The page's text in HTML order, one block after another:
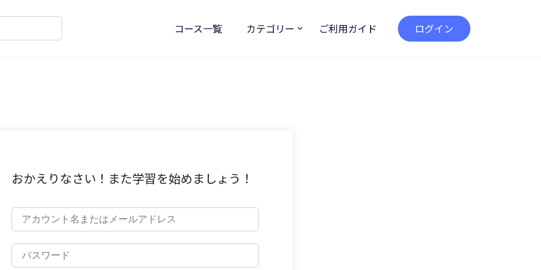
コース一覧 カテゴリー ご利用ガイド ログイン
おかえりなさい！また学習を始めましょう！